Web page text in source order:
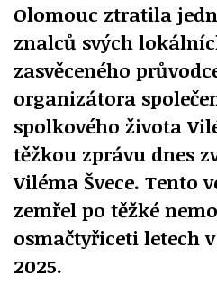
Olomouc ztratila
znalců svých
zasvěceného
organizátora
spolkového života
těžkou zprávu dnes
Viléma Švece. Tento
zemřel po těžké
osmačtyřiceti letech
2025.